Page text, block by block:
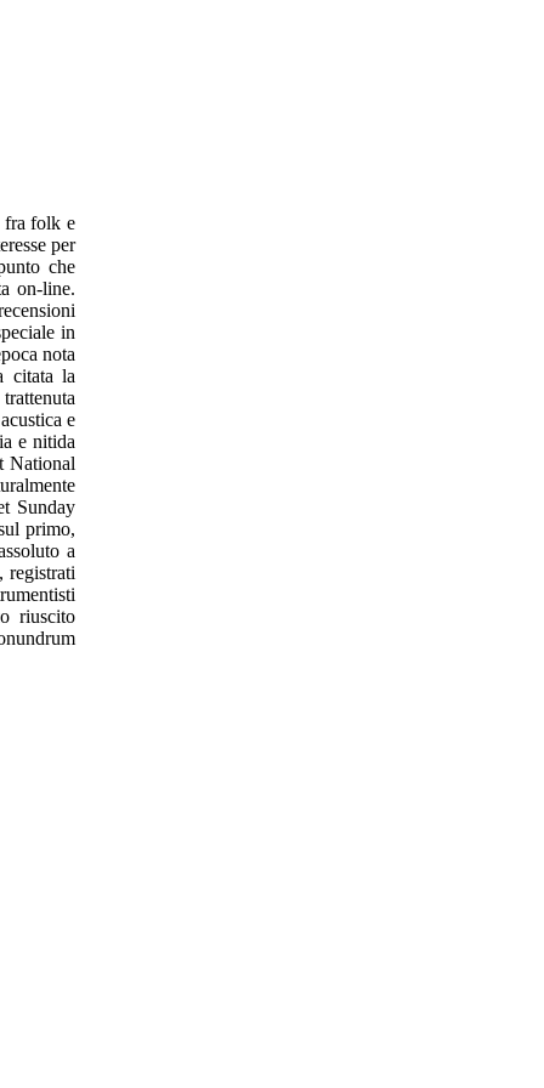
fra folk e
per
che
on-line.
in
nota
citata la
e
e nitida
National
Sunday
primo,
a
registrati
riuscito